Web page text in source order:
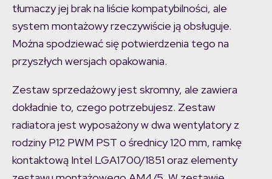
tłumaczy jej brak na liście kompatybilności, ale
system montażowy rzeczywiście ją obsługuje.
Można spodziewać się potwierdzenia tego na
przyszłych wersjach opakowania.
Zestaw sprzedażowy jest skromny, ale zawiera
dokładnie to, czego potrzebujesz. Zestaw
radiatora jest wyposażony w dwa wentylatory z
rodziny P12 PWM PST o średnicy 120 mm, ramkę
kontaktową Intel LGA1700/1851 oraz elementy